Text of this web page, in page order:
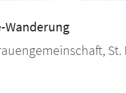
Wanderung
St.